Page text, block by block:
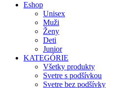
Eshop
Unisex
Muži
Ženy
Deti
Junior
KATEGÓRIE
Všetky produkty
Svetre s podšívkou
Svetre bez podšívky